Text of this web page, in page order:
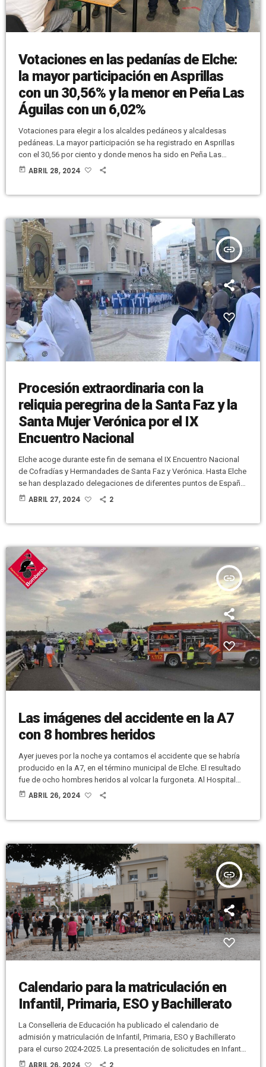
Votaciones en las pedanías de Elche:
la mayor participación en Asprillas
con un 30,56% y la menor en Peña Las
Águilas con un 6,02%
Votaciones para elegir a los alcaldes pedáneos y alcaldesas
pedáneas. La mayor participación se ha registrado en Asprillas
con el 30,56 por ciento y donde menos ha sido en Peña Las
Águilas con un 6,02 por ciento. Hay ocho pedáneas y ocho
today ABRIL 28, 2024
insert_link
Procesión extraordinaria con la
reliquia peregrina de la Santa Faz y la
Santa Mujer Verónica por el IX
Encuentro Nacional
Elche acoge durante este fin de semana el IX Encuentro Nacional
de Cofradías y Hermandades de Santa Faz y Verónica. Hasta Elche
se han desplazado delegaciones de diferentes puntos de España.
En la tarde de ayer viernes llegó la reliquia peregrina desde Pilar de
today ABRIL 27, 2024 2
insert_link
Las imágenes del accidente en la A7
con 8 hombres heridos
Ayer jueves por la noche ya contamos el accidente que se habría
producido en la A7, en el término municipal de Elche. El resultado
fue de ocho hombres heridos al volcar la furgoneta. Al Hospital
General de Elche fueron trasladados un hombre de 53 años por
today ABRIL 26, 2024
insert_link
Calendario para la matriculación en
Infantil, Primaria, ESO y Bachillerato
La Conselleria de Educación ha publicado el calendario de
admisión y matriculación de Infantil, Primaria, ESO y Bachillerato
para el curso 2024-2025. La presentación de solicitudes en Infantil
y Primaria será del 30 de mayo al 6 de junio, y en ESO y Bachillerato
today